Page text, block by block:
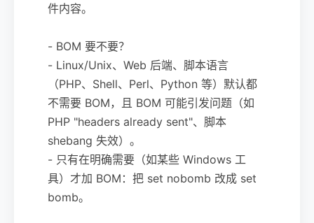
件内容。
- BOM 要不要？
- Linux/Unix、Web 后端、脚本语言
（PHP、Shell、Perl、Python 等）默认都
不需要 BOM，且 BOM 可能引发问题（如
PHP "headers already sent"、脚本
shebang 失效）。
- 只有在明确需要（如某些 Windows 工
具）才加 BOM：把 set nobomb 改成 set
bomb。